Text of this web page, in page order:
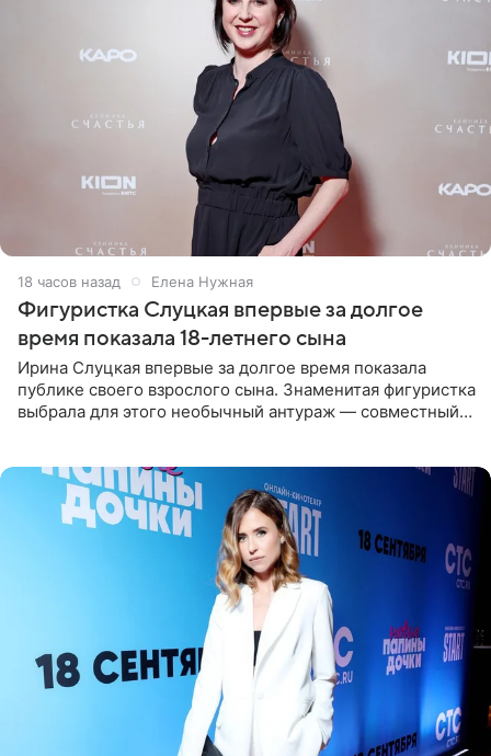
18 часов назад Елена Нужная
Фигуристка Слуцкая впервые за долгое
время показала 18-летнего сына
Ирина Слуцкая впервые за долгое время показала
публике своего взрослого сына. Знаменитая фигуристка
выбрала для этого необычный антураж — совместный